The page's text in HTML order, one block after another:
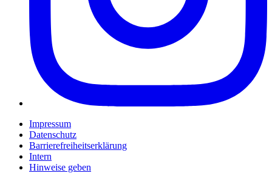
Impressum
Datenschutz
Barrierefreiheitserklärung
Intern
Hinweise geben